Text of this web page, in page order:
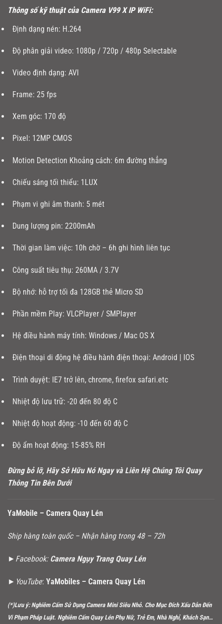
Thông số kỹ thuậtcủa Camera V99 X IP WiFi:
Định dạng nén: H.264
Độ phân giải video: 1080p / 720p / 480p Selectable
Video định dạng: AVI
Frame: 25 fps
Xem góc: 170 độ
Pixel: 12MP CMOS
Motion Detection Khoảng cách: 6m đường thẳng
Chiếu sáng tối thiểu: 1LUX
Phạm vi ghi âm thanh: 5 mét
Dung lượng pin: 2200mAh
Thời gian làm việc: 10h chờ – 6h ghi hình liên tục
Công suất tiêu thụ: 260MA / 3.7V
Bộ nhớ: hỗ trợ tối đa 128GB thẻ Micro SD
Phần mềm Play: VLCPlayer / SMPlayer
Hệ điều hành máy tính: Windows / Mac OS X
Điện thoại di động hệ điều hành điện thoại: Android | IOS
Trình duyệt: IE7 trở lên, chrome, firefox safari.etc
Nhiệt độ lưu trữ: -20 đến 80 độ C
Nhiệt độ hoạt động: -10 đến 60 độ C
Độ ẩm hoạt động: 15-85% RH
Đừng bỏ lỡ, Hãy Sở Hữu Nó Ngay và Liên Hệ Chúng Tôi Quay
Thông Tin Bên Dưới
YaMobile – Camera Quay Lén
Ship hàng toàn quốc – Nhận hàng trong 48 – 72h
►Facebook: Camera Ngụy Trang Quay Lén
►YouTube: YaMobiles – Camera Quay Lén
(*)Lưu ý: Nghiêm Cấm Sử Dụng Camera Mini Siêu Nhỏ. Cho Mục Đích Xấu Dẫn Đến
Vi Phạm Pháp Luật. Nghiêm Cấm Quay Lén Phụ Nữ, Trẻ Em, Nhà Nghỉ, Khách Sạn…